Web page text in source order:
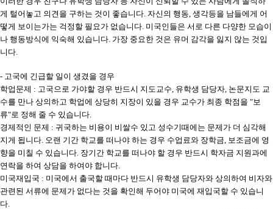
게 털어놓고 의견을 구하는 것이 좋습니다. 자신의 행동, 생각등을 남들에게 어
떻게 보이는가는 걱정할 필요가 없습니다. 미국인들은 서로 다른 다양한 모습이
나 행동방식에 익숙해 있습니다. 가장 중요한 것은 유머 감각을 잃지 않는 것입
니다.
- 고국에 긴급할 일이 생겼을 경우
학업문제 : 고국으로 가야할 경우 반드시 지도교수, 유학생 담당자, 논문지도 교
수를 만나 상의하고 학업에 상당히 지장이 있을 경우 교수가 최종 학점을 "보
류"로 정해 줄 수 있습니다.
경제적인 문제 : 귀국하는 비용이 비쌀수 있고 성수기때에는 문제가 더 심각해
지게 됩니다. 오랜 기간 학교를 떠나야 하는 경우 수업료와 장학금, 보조금에 영
향을 미칠 수 있습니다. 장기간 학교를 떠나야 할 경우 반드시 학자금 지원과에
연락을 하여 상담을 하여야 합니다.
미국재입국 : 미국에서 출국할 때마다 반드시 유학생 담당자와 상의하여 비자와
관련된 서류에 문제가 없다는 것을 확인해 두어야 미국에 재입국할 수 있습니
다.